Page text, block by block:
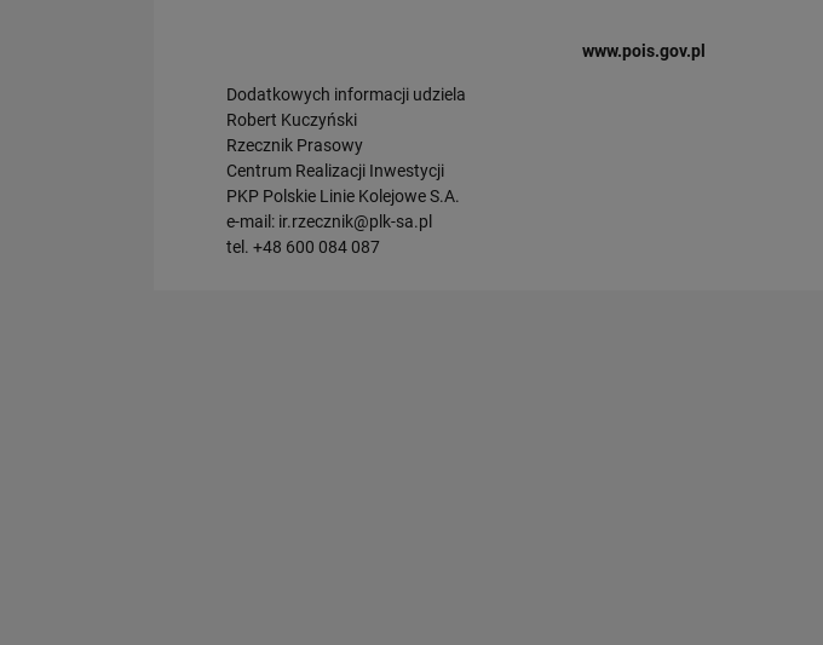
www.pois.gov.pl
Dodatkowych informacji udziela
Robert Kuczyński
Rzecznik Prasowy
Centrum Realizacji Inwestycji
PKP Polskie Linie Kolejowe S.A.
e-mail: ir.rzecznik@plk-sa.pl
tel. +48 600 084 087